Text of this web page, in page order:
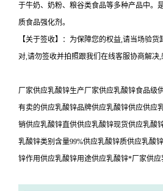
于牛奶、奶粉、粮谷类食品等多种产品中。
质食品强化剂。
【关于签收】：为保障您的权益,请当场验
对,请勿签收并拍照跟我们在线客服协商解决,
厂家供应乳酸锌生产厂家供应乳酸锌食品级
有卖的供应乳酸锌品牌供应乳酸锌供应供应
销供应乳酸锌直供供应乳酸锌现货供应乳酸
乳酸锌类别含量99%供应乳酸锌质供应乳酸
锌作用供应乳酸锌用途供应乳酸锌*厂家供应